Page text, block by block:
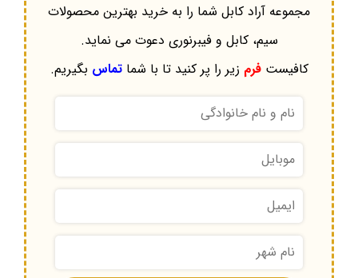
مجموعه آراد کابل شما را به خرید بهترین محصولات
سیم، کابل و فیبرنوری دعوت می نماید.
کافیستفرم زیر را پر کنید تا با شماتماس بگیریم.